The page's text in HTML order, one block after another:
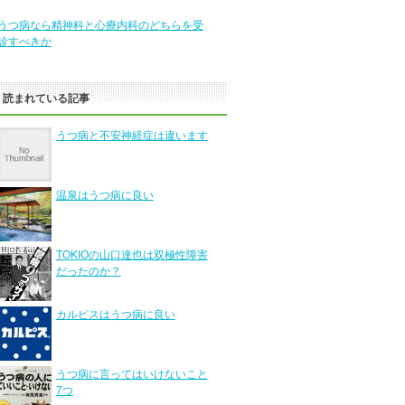
つ病なら精神科と心療内科のどちらを受
すべきか
読まれている記事
うつ病と不安神経症は違います
温泉はうつ病に良い
TOKIOの山口達也は双極性障害
だったのか？
カルピスはうつ病に良い
うつ病に言ってはいけないこと
7つ